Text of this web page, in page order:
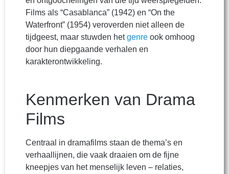
Films als “Casablanca” (1942) en “On the
Waterfront” (1954) veroverden niet alleen de
tijdgeest, maar stuwden hetgenre ook omhoog
door hun diepgaande verhalen en
karakterontwikkeling.
Kenmerken van Drama
Films
Centraal in dramafilms staan de thema’s en
verhaallijnen, die vaak draaien om de fijne
kneepjes van het menselijk leven – relaties,